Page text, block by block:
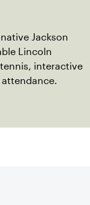
Jackson
Lincoln
interactive